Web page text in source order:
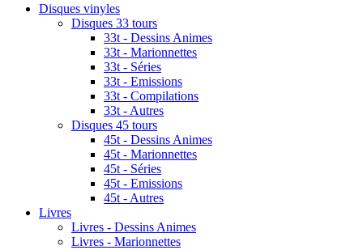
Disques vinyles
Disques 33 tours
33t - Dessins Animes
33t - Marionnettes
33t - Séries
33t - Emissions
33t - Compilations
33t - Autres
Disques 45 tours
45t - Dessins Animes
45t - Marionnettes
45t - Séries
45t - Emissions
45t - Autres
Livres
Livres - Dessins Animes
Livres - Marionnettes